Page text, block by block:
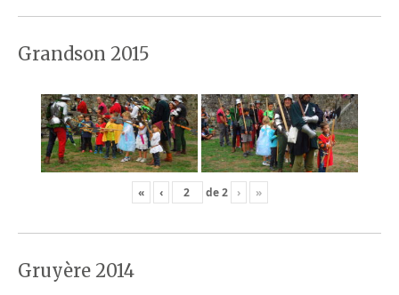
Grandson 2015
« ‹ de2 › »
Gruyère 2014